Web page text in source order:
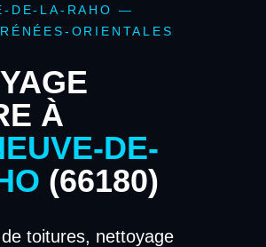
DE-LA-RAHO —
ORIENTALES
À
DE-
(66180)
toitures, nettoyage